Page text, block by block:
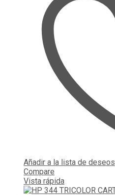
Añadir a la lista de deseos
Compare
Vista rápida